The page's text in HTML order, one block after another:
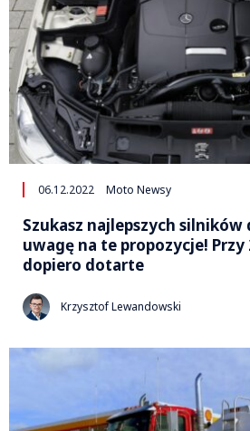
06.12.2022 Moto Newsy
Szukasz najlepszych silników
uwagę na te propozycje! Przy
dopiero dotarte
Krzysztof Lewandowski